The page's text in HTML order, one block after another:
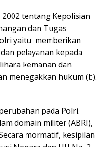
tentang Kepolisian
dan Tugas
yaitu memberikan
pelayanan kepada
kemanan dan
menegakkan hukum (b).
pada Polri.
domain militer (ABRI),
mormatif, kesipilan